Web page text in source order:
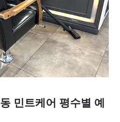
민트케어 평수별 예